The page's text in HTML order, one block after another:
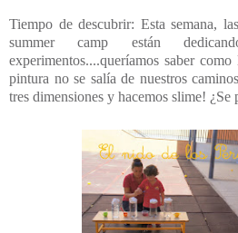
Tiempo de descubrir: Esta semana,
summer camp están
experimentos....queríamos saber
pintura no se salía de nuestros
tres dimensiones y hacemos slime! ¿Se